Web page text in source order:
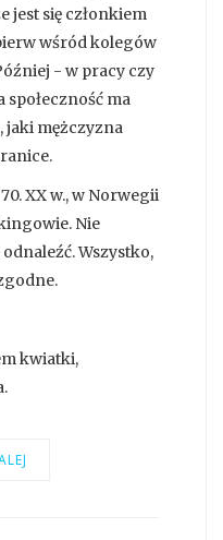
jest się członkiem
wśród kolegów
- w pracy czy
społeczność ma
jaki mężczyzna
XX w., w Norwegii
Nie
Wszystko,
kwiatki,